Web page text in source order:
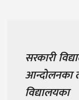
सरकारी
आन्दोलनका